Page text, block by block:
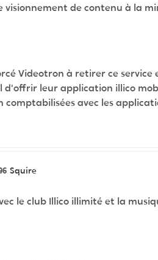
de contenu à la
Videotron à retirer ce
d'offrir leur application illico
comptabilisées avec les
Squire
le club Illico illimité et la